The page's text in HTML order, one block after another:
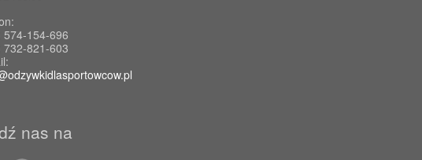
574-154-696
732-821-603
nas na